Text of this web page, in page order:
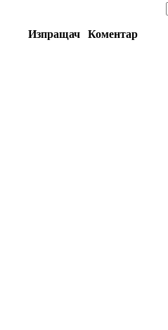
Изпращач Коментар